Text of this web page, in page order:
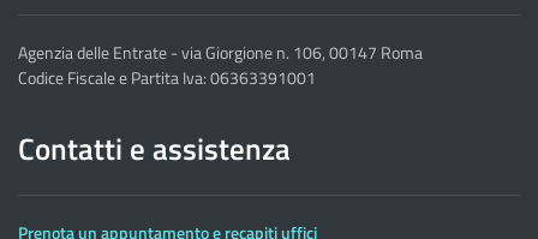
Agenzia delle Entrate - via Giorgione n. 106, 00147 Roma
Codice Fiscale e Partita Iva: 06363391001
Contatti e assistenza
Prenota un appuntamento e recapiti uffici